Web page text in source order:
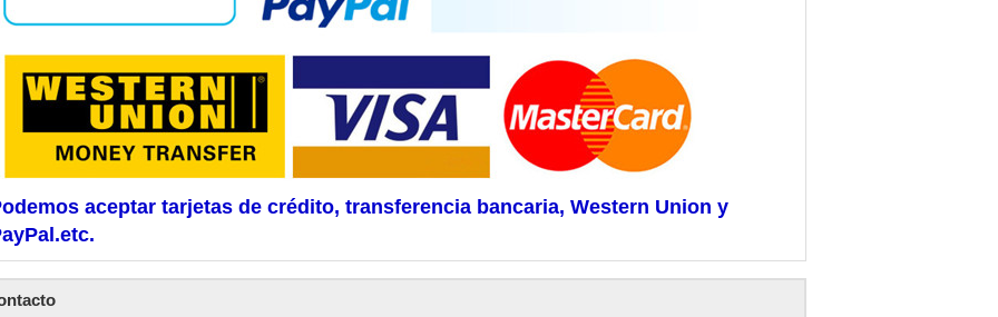
aceptar tarjetas de crédito, transferencia bancaria, Western Union y